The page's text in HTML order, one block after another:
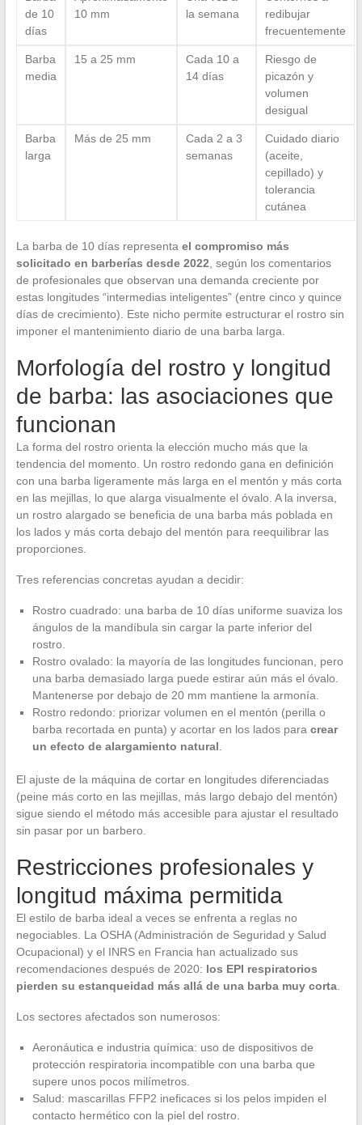
de 10
días
10 mm
la semana
redibujar
frecuentemente
Barba
media
15 a 25 mm
Cada 10 a
14 días
Riesgo de
picazón y
volumen
desigual
Barba
larga
Más de 25 mm
Cada 2 a 3
semanas
Cuidado diario
(aceite,
cepillado) y
tolerancia
cutánea
La barba de 10 días representa el compromiso más
solicitado en barberías desde 2022, según los comentarios
de profesionales que observan una demanda creciente por
estas longitudes “intermedias inteligentes” (entre cinco y quince
días de crecimiento). Este nicho permite estructurar el rostro sin
imponer el mantenimiento diario de una barba larga.
Morfología del rostro y longitud
de barba: las asociaciones que
funcionan
La forma del rostro orienta la elección mucho más que la
tendencia del momento. Un rostro redondo gana en definición
con una barba ligeramente más larga en el mentón y más corta
en las mejillas, lo que alarga visualmente el óvalo. A la inversa,
un rostro alargado se beneficia de una barba más poblada en
los lados y más corta debajo del mentón para reequilibrar las
proporciones.
Tres referencias concretas ayudan a decidir:
Rostro cuadrado: una barba de 10 días uniforme suaviza los
ángulos de la mandíbula sin cargar la parte inferior del
rostro.
Rostro ovalado: la mayoría de las longitudes funcionan, pero
una barba demasiado larga puede estirar aún más el óvalo.
Mantenerse por debajo de 20 mm mantiene la armonía.
Rostro redondo: priorizar volumen en el mentón (perilla o
barba recortada en punta) y acortar en los lados para crear
un efecto de alargamiento natural.
El ajuste de la máquina de cortar en longitudes diferenciadas
(peine más corto en las mejillas, más largo debajo del mentón)
sigue siendo el método más accesible para ajustar el resultado
sin pasar por un barbero.
Restricciones profesionales y
longitud máxima permitida
El estilo de barba ideal a veces se enfrenta a reglas no
negociables. La OSHA (Administración de Seguridad y Salud
Ocupacional) y el INRS en Francia han actualizado sus
recomendaciones después de 2020: los EPI respiratorios
pierden su estanqueidad más allá de una barba muy corta.
Los sectores afectados son numerosos:
Aeronáutica e industria química: uso de dispositivos de
protección respiratoria incompatible con una barba que
supere unos pocos milímetros.
Salud: mascarillas FFP2 ineficaces si los pelos impiden el
contacto hermético con la piel del rostro.